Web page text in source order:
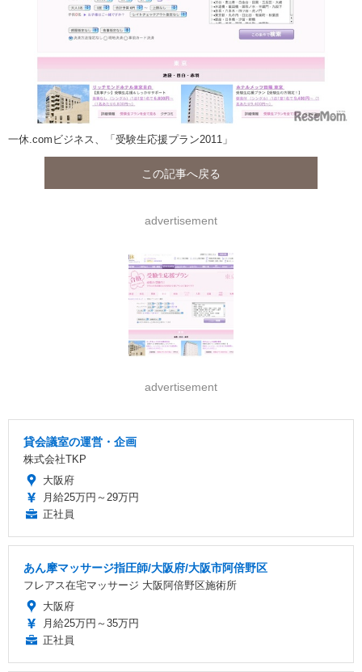
一休.comビジネス、「受験生応援プラン2011」
この記事へ戻る
advertisement
advertisement
貸会議室の運営・企画
株式会社TKP
大阪府
月給25万円～29万円
正社員
あん摩マッサージ指圧師/大阪府/大阪市阿倍野区
フレアス在宅マッサージ 大阪阿倍野区施術所
大阪府
月給25万円～35万円
正社員